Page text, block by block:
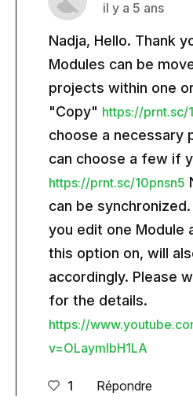
il y a 5 ans
Nadja, Hello. Thank
Modules can be
projects within one
"Copy" https://prnt.sc/
choose a necessary
can choose a few if
https://prnt.sc/10pnsn5
can be
you edit one Module
this option on, will
accordingly. Please
for the details.
https://
v=OLaymIbH1LA
1 Répondre